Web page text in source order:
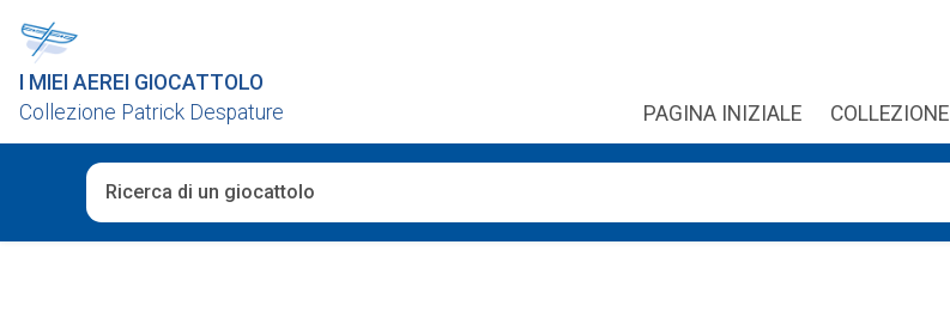
I MIEI AEREI GIOCATTOLO
Collezione Patrick Despature
PAGINA INIZIALE COLLEZIONE